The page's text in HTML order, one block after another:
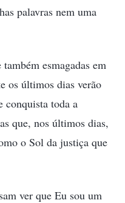
palavras nem uma
esmagadas em
os últimos dias verão
conquista toda a
que, nos últimos dias,
o Sol da justiça que
ver que Eu sou um